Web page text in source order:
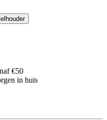
€50
in huis